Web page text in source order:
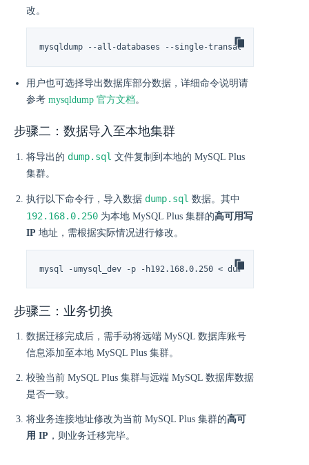
改。
mysqldump --all-databases --single-transaction --
用户也可选择导出数据库部分数据，详细命令说明请
参考 mysqldump 官方文档 。
步骤二：数据导入至本地集群
将导出的 dump.sql 文件复制到本地的 MySQL Plus
集群。
执行以下命令行，导入数据 dump.sql 数据。其中
192.168.0.250 为本地 MySQL Plus 集群的高可用写
IP 地址，需根据实际情况进行修改。
mysql -umysql_dev -p -h192.168.0.250 < dump.sql
步骤三：业务切换
数据迁移完成后，需手动将远端 MySQL 数据库账号
信息添加至本地 MySQL Plus 集群。
校验当前 MySQL Plus 集群与远端 MySQL 数据库数据
是否一致。
将业务连接地址修改为当前 MySQL Plus 集群的高可
用 IP ，则业务迁移完毕。